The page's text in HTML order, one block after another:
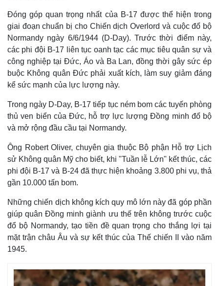
Kinh tế
Bất động sản
Khởi nghiệp
Thị trường
Giá vàng
Tiêu dùng
Tỷ giá
Chứng khoán
Giá cà phê
Đóng góp quan trọng nhất của B-17 được thể hiện trong
giai đoạn chuẩn bị cho Chiến dịch Overlord và cuộc đổ bộ
Normandy ngày 6/6/1944 (D-Day). Trước thời điểm này,
các phi đội B-17 liên tục oanh tạc các mục tiêu quân sự và
công nghiệp tại Đức, Áo và Ba Lan, đồng thời gây sức ép
buộc Không quân Đức phải xuất kích, làm suy giảm đáng
kể sức mạnh của lực lượng này.
Trong ngày D-Day, B-17 tiếp tục ném bom các tuyến phòng
thủ ven biển của Đức, hỗ trợ lực lượng Đồng minh đổ bộ
và mở rộng đầu cầu tại Normandy.
Ông Robert Oliver, chuyên gia thuộc Bộ phận Hỗ trợ Lịch
sử Không quân Mỹ cho biết, khi "Tuần lễ Lớn" kết thúc, các
phi đội B-17 và B-24 đã thực hiện khoảng 3.800 phi vụ, thả
gần 10.000 tấn bom.
Những chiến dịch không kích quy mô lớn này đã góp phần
giúp quân Đồng minh giành ưu thế trên không trước cuộc
đổ bộ Normandy, tạo tiền đề quan trọng cho thắng lợi tại
mặt trận châu Âu và sự kết thúc của Thế chiến II vào năm
1945.